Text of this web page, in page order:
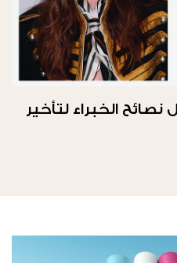
و60: أفضل نصائح الخبراء لتأخير